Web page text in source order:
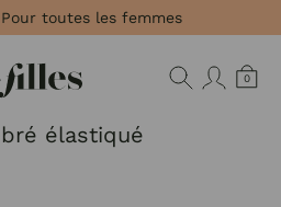
toutes les femmes
0
élastiqué